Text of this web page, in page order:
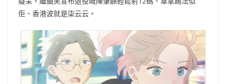
佢、香港波就是柒云云。